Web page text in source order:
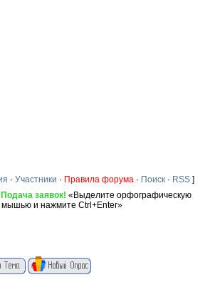
· Участники · Правила форума · Поиск · RSS ]
заявок! «Выделите орфографическую
мышью и нажмите Ctrl+Enter»